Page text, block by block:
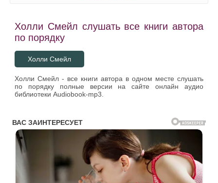
Холли Смейл слушать все книги автора
по порядку
Холли Смейл
Холли Смейл - все книги автора в одном месте слушать
по порядку полные версии на сайте онлайн аудио
библиотеки Audiobook-mp3.